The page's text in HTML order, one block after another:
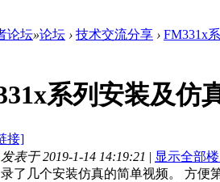
论坛»论坛 › 技术交流分享 › FM331x
系列安装及仿
接]
发表于 2019-1-14 14:19:21 | 显示全部
了几个安装仿真的简单视频。 方便